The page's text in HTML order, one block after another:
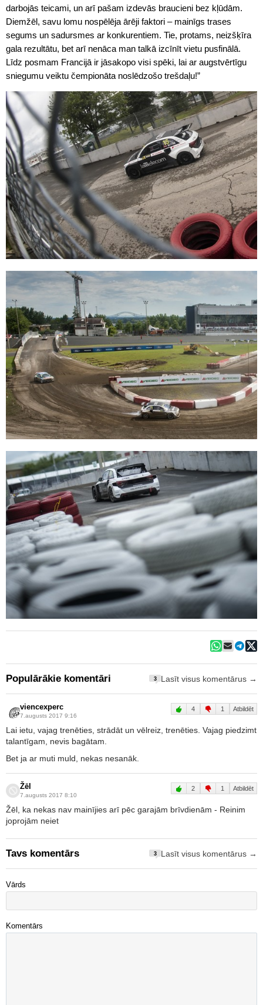
darbojās teicami, un arī pašam izdevās braucieni bez kļūdām.
Diemžēl, savu lomu nospēlēja ārēji faktori – mainīgs trases
segums un sadursmes ar konkurentiem. Tie, protams, neizšķīra
gala rezultātu, bet arī nenāca man talkā izcīnīt vietu pusfinālā.
Līdz posmam Francijā ir jāsakopo visi spēki, lai ar augstvērtīgu
sniegumu veiktu čempionāta noslēdzošo trešdaļu!”
Populārākie komentāri 3 Lasīt visus komentārus →
viencexperc
7.augusts 2017 9:16
4 1 Atbildēt
Lai ietu, vajag trenēties, strādāt un vēlreiz, trenēties. Vajag piedzimt
talantīgam, nevis bagātam.
Bet ja ar muti muld, nekas nesanāk.
Žēl
7.augusts 2017 8:10
2 1 Atbildēt
Žēl, ka nekas nav mainījies arī pēc garajām brīvdienām - Reinim
joprojām neiet
Tavs komentārs 3 Lasīt visus komentārus →
Vārds
Komentārs